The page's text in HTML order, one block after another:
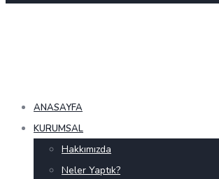
ANASAYFA
KURUMSAL
Hakkımızda
Neler Yaptık?